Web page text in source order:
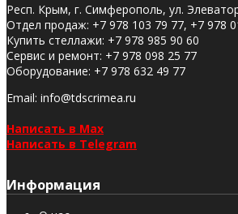
Респ. Крым, г. Симферополь, ул.
Отдел продаж: +7 978 103 79 77, +7 978
Купить стеллажи: +7 978 985 90 60
Сервис и ремонт: +7 978 098 25 77
Оборудование: +7 978 632 49 77
Email: info@tdscrimea.ru
Написать в Max
Написать в Telegram
Информация